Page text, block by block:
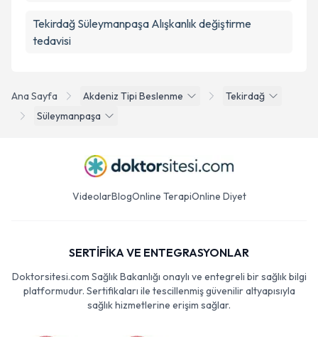
Ana Sayfa Akdeniz Tipi Beslenme
Tekirdağ
Süleymanpaşa
Tekirdağ Süleymanpaşa Alışkanlık değiştirme
tedavisi
VideolarBlogOnline TerapiOnline Diyet
SERTİFİKA VE ENTEGRASYONLAR
Doktorsitesi.com Sağlık Bakanlığı onaylı ve entegreli bir sağlık bilgi
platformudur. Sertifikaları ile tescillenmiş güvenilir altyapısıyla
sağlık hizmetlerine erişim sağlar.